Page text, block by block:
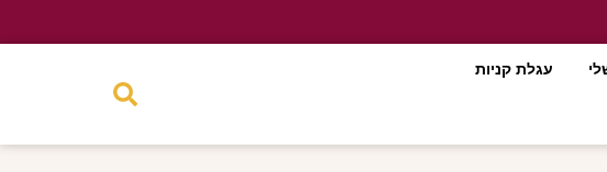
עגלת קניות